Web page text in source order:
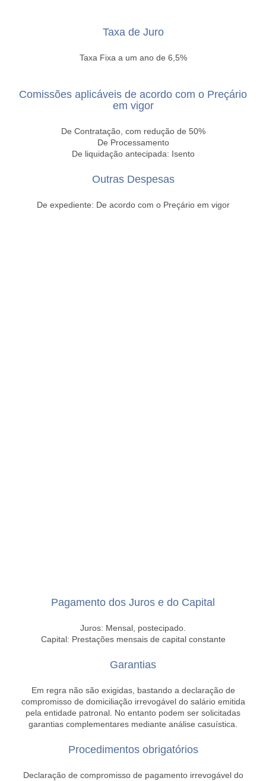
Taxa de Juro
Taxa Fixa a um ano de 6,5%
Comissões aplicáveis de acordo com o Preçário
em vigor
De Contratação, com redução de 50%
De Processamento
De liquidação antecipada: Isento
Outras Despesas
De expediente: De acordo com o Preçário em vigor
Pagamento dos Juros e do Capital
Juros: Mensal, postecipado.
Capital: Prestações mensais de capital constante
Garantias
Em regra não são exigidas, bastando a declaração de
compromisso de domiciliação irrevogável do salário emitida
pela entidade patronal. No entanto podem ser solicitadas
garantias complementares mediante análise casuística.
Procedimentos obrigatórios
Declaração de compromisso de pagamento irrevogável do